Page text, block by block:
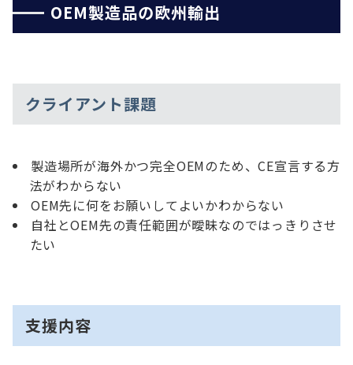
OEM製造品の欧州輸出
クライアント課題
製造場所が海外かつ完全OEMのため、CE宣言する方
法がわからない
OEM先に何をお願いしてよいかわからない
自社とOEM先の責任範囲が曖昧なのではっきりさせ
たい
支援内容